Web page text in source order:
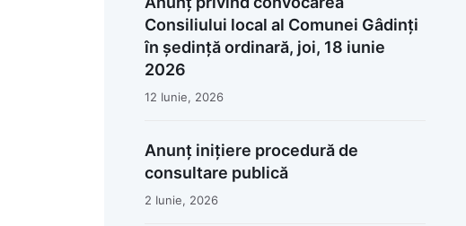
Consiliului local al Comunei Gâdinți
în ședință ordinară, joi, 18 iunie
2026
12 Iunie, 2026
Anunț inițiere procedură de
consultare publică
2 Iunie, 2026